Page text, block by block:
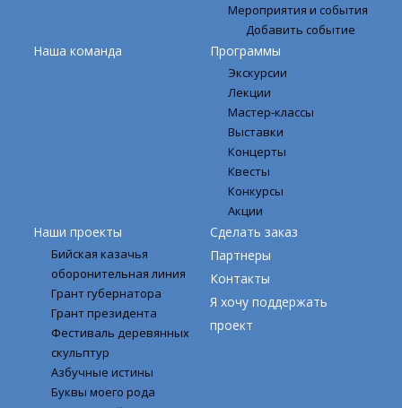
Мероприятия и события
Добавить событие
Наша команда Программы
Экскурсии
Лекции
Мастер-классы
Выставки
Концерты
Квесты
Конкурсы
Акции
Наши проекты
Бийская казачья
оборонительная линия
Грант губернатора
Грант президента
Фестиваль деревянных
скульптур
Азбучные истины
Буквы моего рода
Сделать заказ
Партнеры
Контакты
Я хочу поддержать
проект